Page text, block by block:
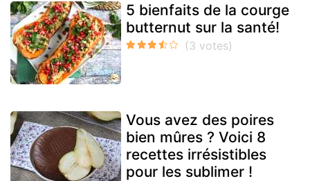
5 bienfaits de la courge
butternut sur la santé!
Vous avez des poires
bien mûres ? Voici 8
recettes irrésistibles
pour les sublimer !